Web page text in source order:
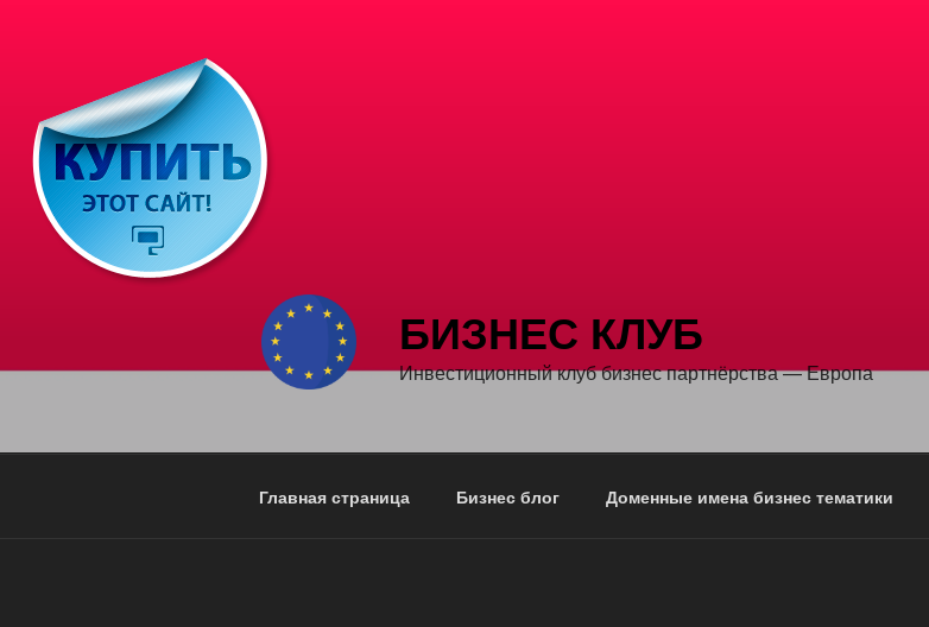
БИЗНЕС КЛУБ
Инвестиционный клуб бизнес партнёрства — Европа
Главная страница Бизнес блог Доменные имена бизнес тематики